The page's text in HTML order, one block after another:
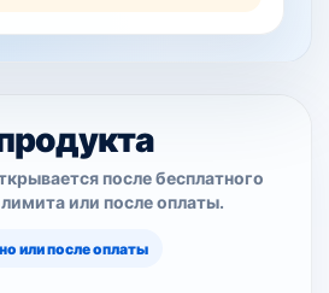
после бесплатного
или после оплаты.
или после оплаты